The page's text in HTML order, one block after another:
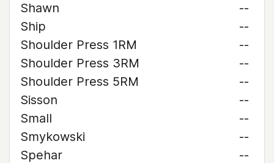
Shawn
--
Ship
--
Shoulder Press 1RM
--
Shoulder Press 3RM
--
Shoulder Press 5RM
--
Sisson
--
Small
--
Smykowski
--
Spehar
--